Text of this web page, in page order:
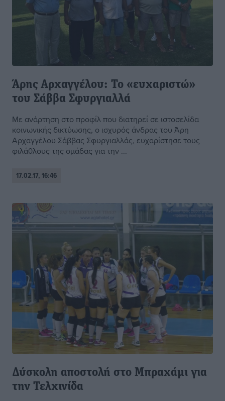
Άρης Αρχαγγέλου: Το «ευχαριστώ»
του Σάββα Σφυργιαλλά
Με ανάρτηση στο προφίλ που διατηρεί σε ιστοσελίδα
κοινωνικής δικτύωσης, ο ισχυρός άνδρας του Άρη
Αρχαγγέλου Σάββας Σφυργιαλλάς, ευχαρίστησε τους
φιλάθλους της ομάδας για την ...
17.02.17, 16:46
Δύσκολη αποστολή στο Μπραχάμι για
την Τελχινίδα